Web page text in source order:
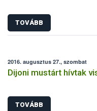
TOVÁBB
2016. augusztus 27., szombat
Dijoni mustárt hívtak
TOVÁBB